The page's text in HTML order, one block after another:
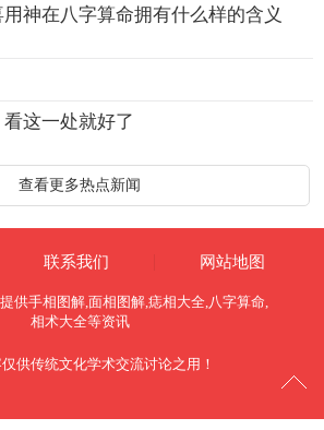
神在八字算命拥有什么样的含义
这一处就好了
查看更多热点新闻
联系我们 网站地图
供手相图解, 面相图解, 痣相大全, 八字算命
相术大全等资讯
供传统文化学术交流讨论之用！